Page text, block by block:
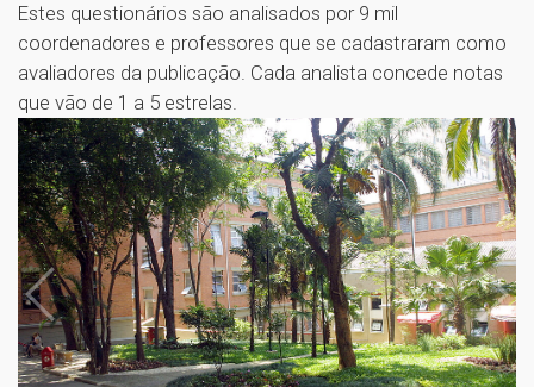
Estes questionários são analisados por 9 mil
coordenadores e professores que se cadastraram como
avaliadores da publicação. Cada analista concede notas
que vão de 1 a 5 estrelas.